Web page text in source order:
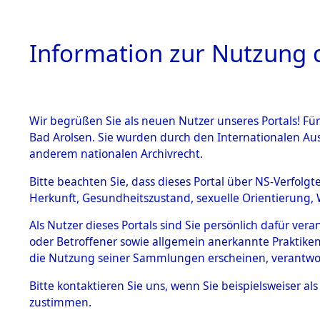
HOME
BESTÄNDE
Inhaftierungsdoku
mente
1.2.9 Beim ITS
verwahrte
1.2.9.1
Effekten aus
0007
Information zur Nutzung
Wir begrüßen Sie als neuen Nutzer unseres Portals!
Bad Arolsen. Sie wurden durch den Internationalen
anderem nationalen Archivrecht.
Bitte beachten Sie, dass dieses Portal über NS-
Herkunft, Gesundheitszustand, sexuelle
Als Nutzer dieses Portals sind Sie persönlich dafür
oder Betroffener sowie allgemein anerkannte
die Nutzung seiner Sammlungen erscheinen,
Bitte kontaktieren Sie uns, wenn Sie beispielsweiser
zustimmen.